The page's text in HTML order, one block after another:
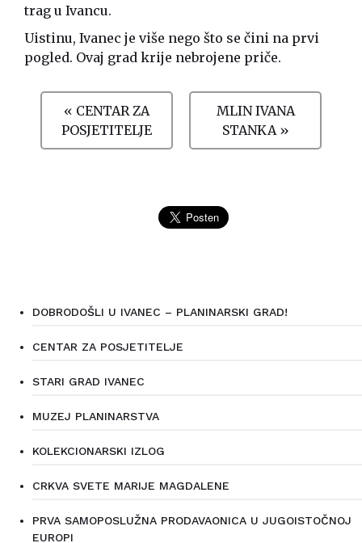
trag u Ivancu.
Uistinu, Ivanec je više nego što se čini na prvi
pogled. Ovaj grad krije nebrojene priče.
« CENTAR ZA
POSJETITELJE
MLIN IVANA
STANKA »
DOBRODOŠLI U IVANEC – PLANINARSKI GRAD!
CENTAR ZA POSJETITELJE
STARI GRAD IVANEC
MUZEJ PLANINARSTVA
KOLEKCIONARSKI IZLOG
CRKVA SVETE MARIJE MAGDALENE
PRVA SAMOPOSLUŽNA PRODAVAONICA U JUGOISTOČNOJ
EUROPI